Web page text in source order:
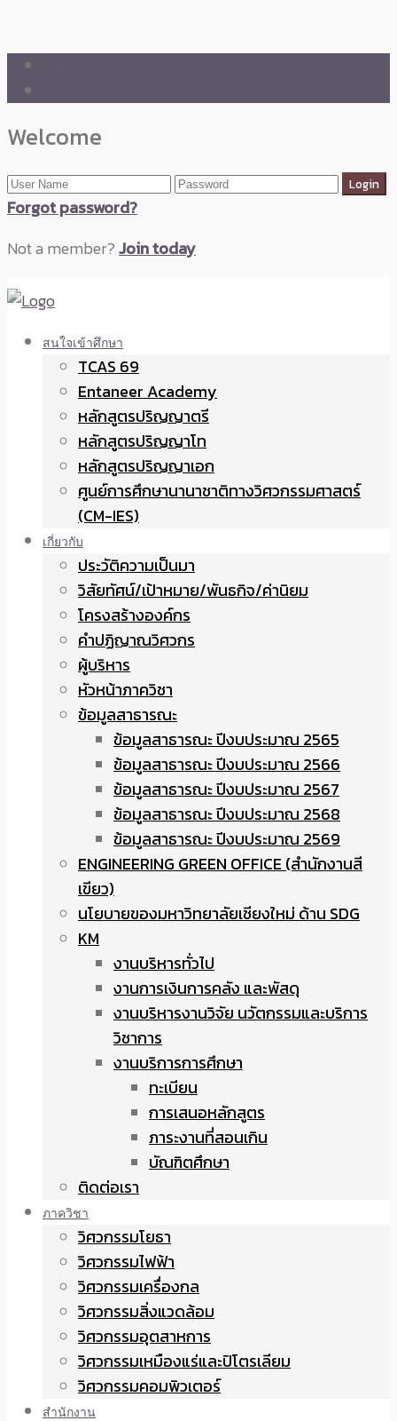
Welcome
Forgot password?
Not a member?Join today
สนใจเข้าศึกษา
TCAS 69
Entaneer Academy
หลักสูตรปริญญาตรี
หลักสูตรปริญญาโท
หลักสูตรปริญญาเอก
ศูนย์การศึกษานานาชาติทางวิศวกรรมศาสตร์
(CM-IES)
เกี่ยวกับ
ประวัติความเป็นมา
วิสัยทัศน์/เป้าหมาย/พันธกิจ/ค่านิยม
โครงสร้างองค์กร
คำปฏิญาณวิศวกร
ผู้บริหาร
หัวหน้าภาควิชา
ข้อมูลสาธารณะ
ข้อมูลสาธารณะ ปีงบประมาณ 2565
ข้อมูลสาธารณะ ปีงบประมาณ 2566
ข้อมูลสาธารณะ ปีงบประมาณ 2567
ข้อมูลสาธารณะ ปีงบประมาณ 2568
ข้อมูลสาธารณะ ปีงบประมาณ 2569
ENGINEERING GREEN OFFICE (สำนักงานสี
เขียว)
นโยบายของมหาวิทยาลัยเชียงใหม่ ด้าน SDG
KM
งานบริหารทั่วไป
งานการเงินการคลัง และพัสดุ
งานบริหารงานวิจัย นวัตกรรมและบริการ
วิชาการ
งานบริการการศึกษา
ทะเบียน
การเสนอหลักสูตร
ภาระงานที่สอนเกิน
บัณฑิตศึกษา
ติดต่อเรา
ภาควิชา
วิศวกรรมโยธา
วิศวกรรมไฟฟ้า
วิศวกรรมเครื่องกล
วิศวกรรมสิ่งแวดล้อม
วิศวกรรมอุตสาหการ
วิศวกรรมเหมืองแร่และปิโตรเลียม
วิศวกรรมคอมพิวเตอร์
สำนักงาน